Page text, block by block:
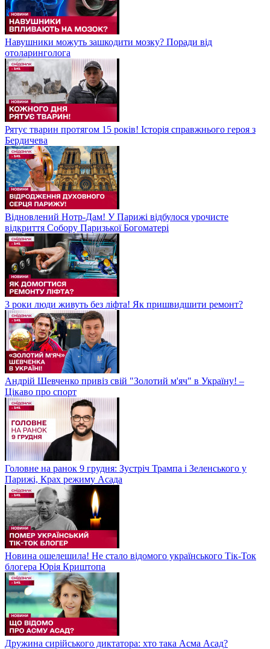
Навушники можуть зашкодити мозку? Поради від
отоларинголога
Рятує тварин протягом 15 років! Історія справжнього героя з
Бердичева
Відновлений Нотр-Дам! У Парижі відбулося урочисте
відкриття Собору Паризької Богоматері
3 роки люди живуть без ліфта! Як пришвидшити ремонт?
Андрій Шевченко привіз свій "Золотий м'яч" в Україну! –
Цікаво про спорт
Головне на ранок 9 грудня: Зустріч Трампа і Зеленського у
Парижі, Крах режиму Асада
Новина ошелешила! Не стало відомого українського Тік-Ток
блогера Юрія Криштопа
Дружина сирійського диктатора: хто така Асма Асад?